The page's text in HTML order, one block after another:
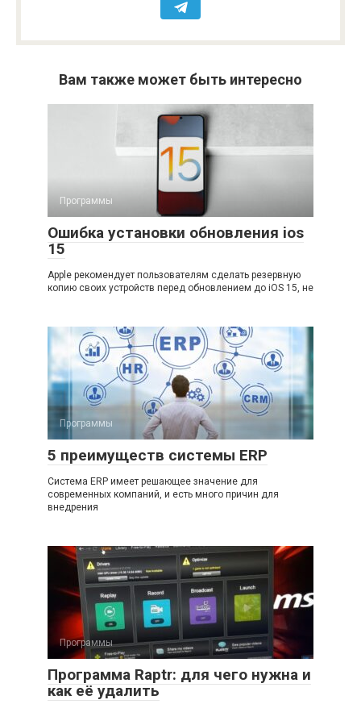
Вам также может быть интересно
Программы
Ошибка установки обновления ios
15
Apple рекомендует пользователям сделать резервную
копию своих устройств перед обновлением до iOS 15, не
Программы
5 преимуществ системы ERP
Система ERP имеет решающее значение для
современных компаний, и есть много причин для
внедрения
Программы
Программа Raptr: для чего нужна и
как её удалить